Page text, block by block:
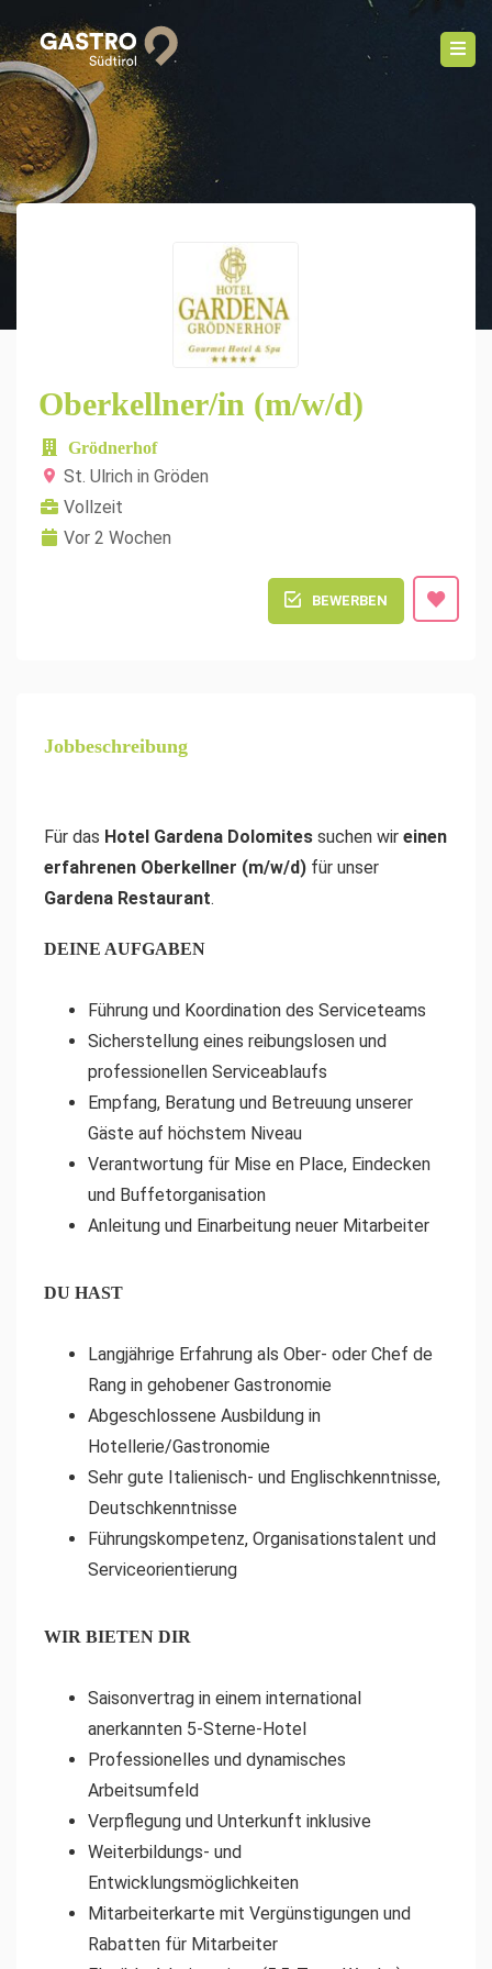
Oberkellner/in (m/w/d)
Grödnerhof
St. Ulrich in Gröden
Vollzeit
Vor 2 Wochen
BEWERBEN
Jobbeschreibung
Für das Hotel Gardena Dolomites suchen wir einen
erfahrenen Oberkellner (m/w/d) für unser
Gardena Restaurant.
DEINE AUFGABEN
Führung und Koordination des Serviceteams
Sicherstellung eines reibungslosen und
professionellen Serviceablaufs
Empfang, Beratung und Betreuung unserer
Gäste auf höchstem Niveau
Verantwortung für Mise en Place, Eindecken
und Buffetorganisation
Anleitung und Einarbeitung neuer Mitarbeiter
DU HAST
Langjährige Erfahrung als Ober- oder Chef de
Rang in gehobener Gastronomie
Abgeschlossene Ausbildung in
Hotellerie/Gastronomie
Sehr gute Italienisch- und Englischkenntnisse,
Deutschkenntnisse
Führungskompetenz, Organisationstalent und
Serviceorientierung
WIR BIETEN DIR
Saisonvertrag in einem international
anerkannten 5-Sterne-Hotel
Professionelles und dynamisches
Arbeitsumfeld
Verpflegung und Unterkunft inklusive
Weiterbildungs- und
Entwicklungsmöglichkeiten
Mitarbeiterkarte mit Vergünstigungen und
Rabatten für Mitarbeiter